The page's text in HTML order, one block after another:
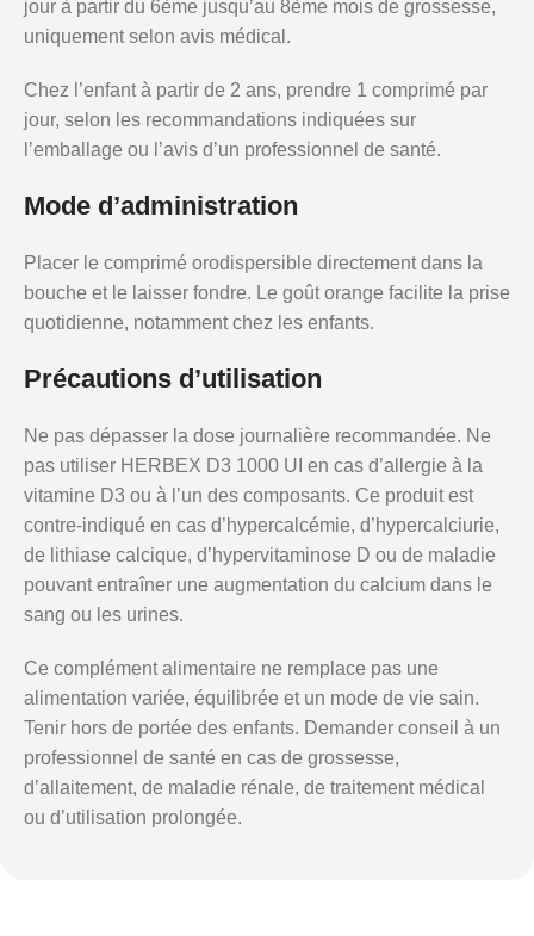
jour à partir du 6ème jusqu’au 8ème mois de grossesse,
uniquement selon avis médical.
Chez l’enfant à partir de 2 ans, prendre 1 comprimé par
jour, selon les recommandations indiquées sur
l’emballage ou l’avis d’un professionnel de santé.
Mode d’administration
Placer le comprimé orodispersible directement dans la
bouche et le laisser fondre. Le goût orange facilite la prise
quotidienne, notamment chez les enfants.
Précautions d’utilisation
Ne pas dépasser la dose journalière recommandée. Ne
pas utiliser HERBEX D3 1000 UI en cas d’allergie à la
vitamine D3 ou à l’un des composants. Ce produit est
contre-indiqué en cas d’hypercalcémie, d’hypercalciurie,
de lithiase calcique, d’hypervitaminose D ou de maladie
pouvant entraîner une augmentation du calcium dans le
sang ou les urines.
Ce complément alimentaire ne remplace pas une
alimentation variée, équilibrée et un mode de vie sain.
Tenir hors de portée des enfants. Demander conseil à un
professionnel de santé en cas de grossesse,
d’allaitement, de maladie rénale, de traitement médical
ou d’utilisation prolongée.